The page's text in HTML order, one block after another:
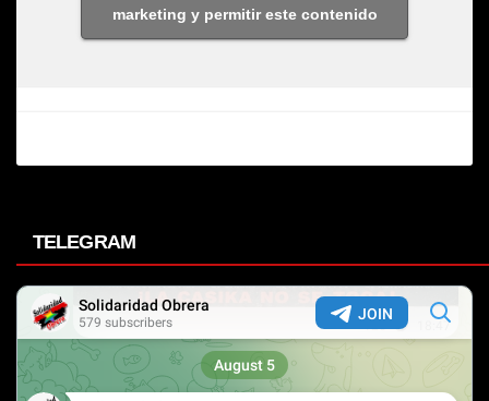
marketing y permitir este contenido
TELEGRAM